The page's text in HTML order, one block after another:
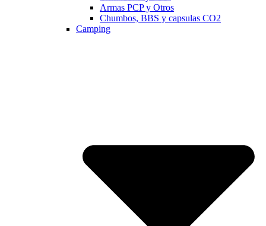
Armas PCP y Otros
Chumbos, BBS y capsulas CO2
Camping